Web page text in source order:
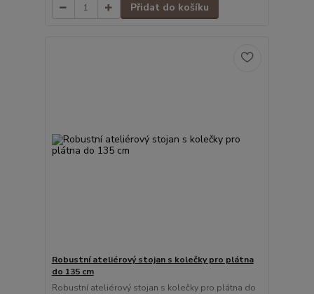
Přidat do košíku
Robustní ateliérový stojan s kolečky pro plátna
do 135 cm
Robustní ateliérový stojan s kolečky pro plátna do